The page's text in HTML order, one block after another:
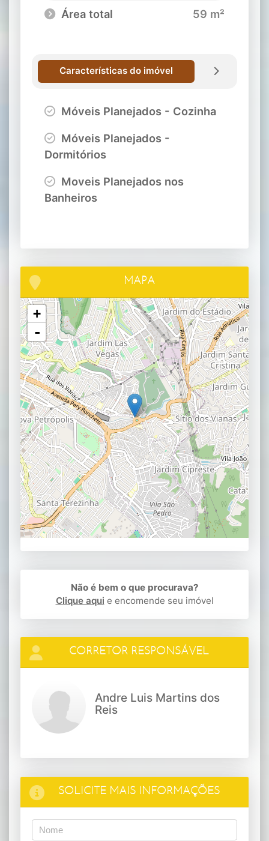
Área total 59 m²
Características do imóvel
Móveis Planejados - Cozinha
Móveis Planejados -
Dormitórios
Moveis Planejados nos
Banheiros
MAPA
+
-
Não é bem o que procurava?
Clique aqui e encomende seu imóvel
CORRETOR RESPONSÁVEL
Andre Luis Martins dos
Reis
SOLICITE MAIS INFORMAÇÕES